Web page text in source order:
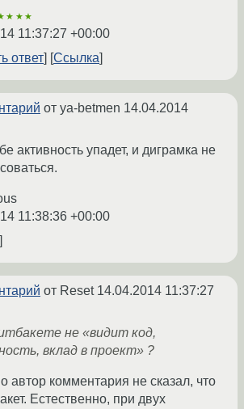
11:37:27 +00:00
ответ
Ссылка
от ya-betmen 14.04.2014
активность упадет, и диграмка не
11:38:36 +00:00
от Reset 14.04.2014 11:37:27
не «видит код,
вклад в проект» ?
автор комментария не сказал, что
Естественно, при двух